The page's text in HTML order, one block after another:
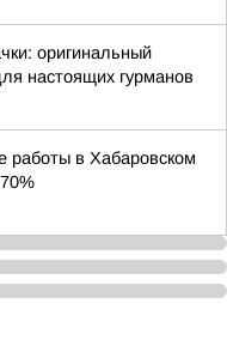
оригинальный
настоящих гурманов
в Хабаровском